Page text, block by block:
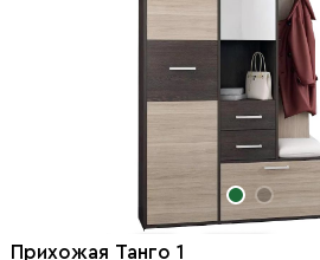
Прихожая Танго 1